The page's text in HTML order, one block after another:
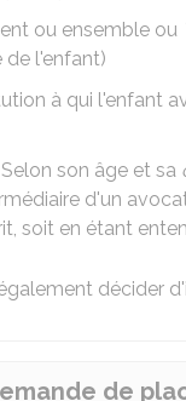
ou ensemble ou
de l'enfant)
à qui l'enfant
son âge et sa
d'un
soit en étant
décider
de